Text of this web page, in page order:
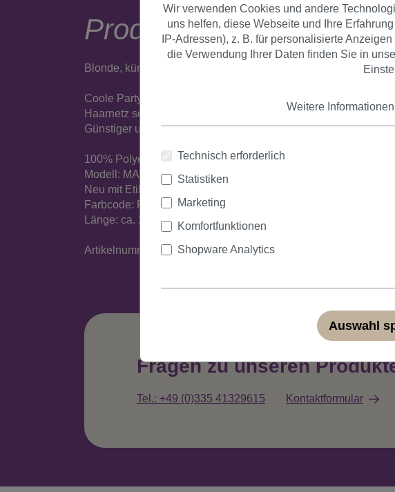
Produktbeschreibung
Blonde, kürzere Lockenperücke für eine echte Filmdiva - she
Coole Party-Perücke aus Kunstfaser, der Hingucker auf jeder
Haarnetz sorgen für ein angenehmes Tragegefühl. Durch das
Günstiger und diskreter Versand.
100% Polyester
Modell: MARILYN
Neu mit Etikett
Farbcode: P88
Länge: ca. 25 cm
Artikelnummer: MARILYN-P88(A494)
Fragen zu unseren
Tel.: +49 (0)335 41329615 Kontaktformular
Wir verwenden Cookies und andere
uns helfen, diese Webseite und Ihre
IP-Adressen), z. B. für personalisierte
die Verwendung Ihrer Daten finden Sie in
Weitere
Technisch erforderlich
Statistiken
Marketing
Komfortfunktionen
Shopware Analytics
Auswahl